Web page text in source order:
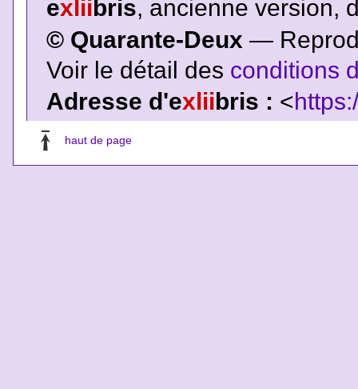
exlii bris, ancienne version,
© Quarante-Deux —
Voir le détail des conditions
Adresse d'exliibris : <
haut de page